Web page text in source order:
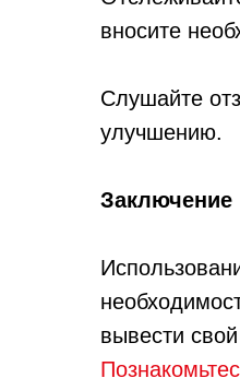
вносите
Слушайте
улучшению.
Заключение
вывести